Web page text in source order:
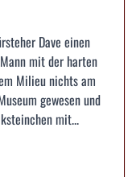
Dave einen
mit der harten
Milieu nichts am
gewesen und
mit...